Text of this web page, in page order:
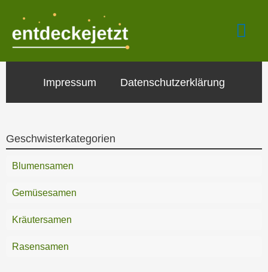
springen
Geschwisterkategorien
Blumensamen
Gemüsesamen
Kräutersamen
Rasensamen
Impressum Datenschutzerklärung